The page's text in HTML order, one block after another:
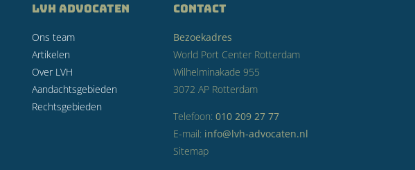
LVH Advocaten
Ons team
Artikelen
Over LVH
Aandachtsgebieden
Rechtsgebieden
CONTACT
Bezoekadres
World Port Center Rotterdam
Wilhelminakade 955
3072 AP Rotterdam
Telefoon: 010 209 27 77
E-mail: info@lvh-advocaten.nl
Sitemap